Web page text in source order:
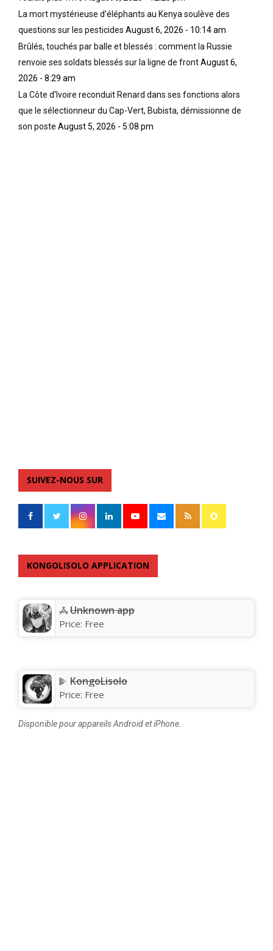
La mort mystérieuse d'éléphants au Kenya soulève des
questions sur les pesticides August 6, 2026 - 10:14 am
Brûlés, touchés par balle et blessés : comment la Russie
renvoie ses soldats blessés sur la ligne de frontAugust 6,
2026 - 8:29 am
La Côte d'Ivoire reconduit Renard dans ses fonctions alors
que le sélectionneur du Cap-Vert, Bubista, démissionne de
son poste August 5, 2026 - 5:08 pm
SUIVEZ-NOUS SUR
KONGOLISOLO APPLICATION
Unknown app
Price: Free
KongoLisolo
Price: Free
Disponible pour appareils Android et iPhone.